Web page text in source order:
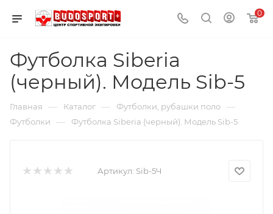
0
Футболка Siberia
(черный). Модель Sib-5
Главная — Каталог — Футболки, рубашки поло —
Футболки — Футболка Siberia (черный). Модель Sib-5
Артикул: Sib-5Ч